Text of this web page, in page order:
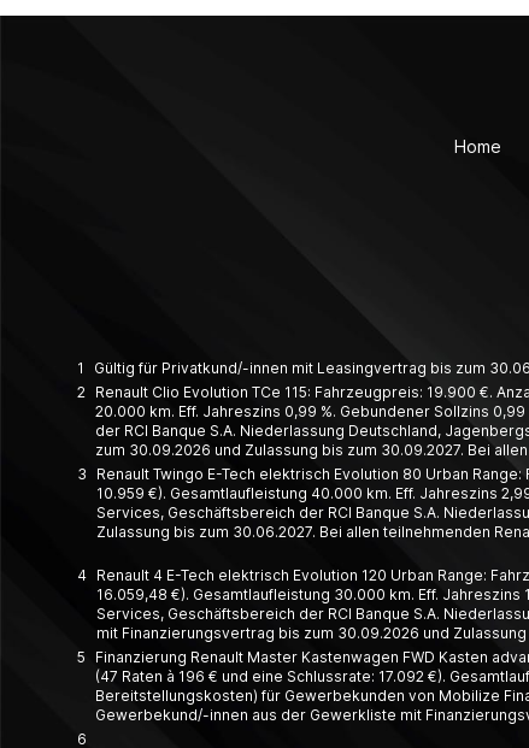
Home
1
Gültig für Privatkund/-innen mit Leasingvertrag bis zum
2
Renault Clio Evolution TCe 115: Fahrzeugpreis: 19.900 €.
20.000 km. Eff. Jahreszins 0,99 %. Gebundener Sollzins
der RCI Banque S.A. Niederlassung Deutschland,
zum 30.09.2026 und Zulassung bis zum 30.09.2027. Bei
3
Renault Twingo E-Tech elektrisch Evolution 80 Urban
10.959 €). Gesamtlaufleistung 40.000 km. Eff. Jahreszins
Services, Geschäftsbereich der RCI Banque S.A.
Zulassung bis zum 30.06.2027. Bei allen teilnehmenden
4 Renault 4 E-Tech elektrisch Evolution 120 Urban Range:
16.059,48 €). Gesamtlaufleistung 30.000 km. Eff.
Services, Geschäftsbereich der RCI Banque S.A.
mit Finanzierungsvertrag bis zum 30.09.2026 und
5
Finanzierung Renault Master Kastenwagen FWD Kasten
(47 Raten à 196 € und eine Schlussrate: 17.092 €).
Bereitstellungskosten) für Gewerbekunden von Mobilize
Gewerbekund/-innen aus der Gewerkliste mit
6